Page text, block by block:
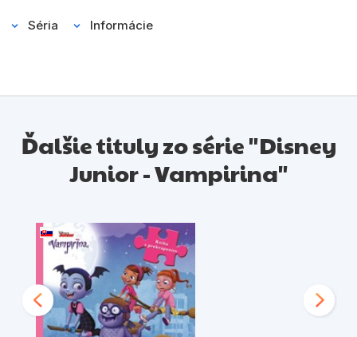
Séria Informácie
Ďalšie tituly zo série "Disney
Junior - Vampirina"